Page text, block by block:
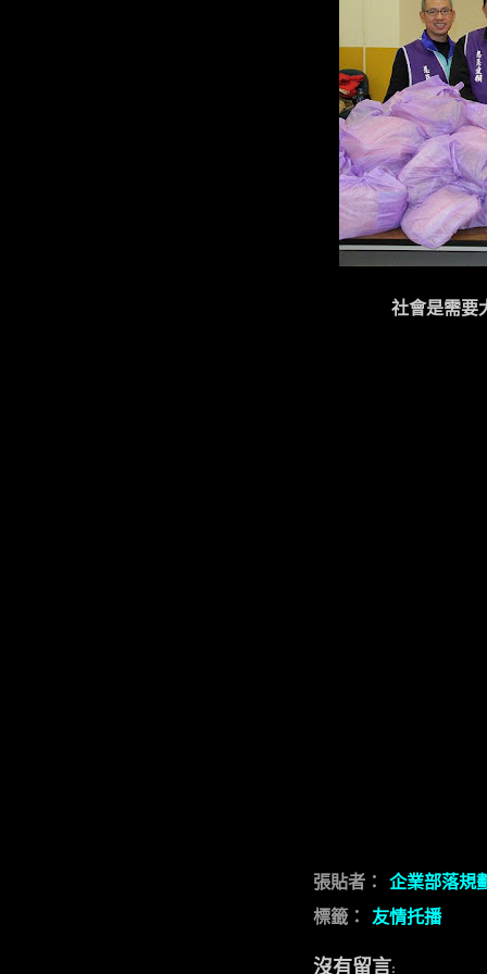
社會是需要
張貼者： 企業部落
標籤： 友情托播